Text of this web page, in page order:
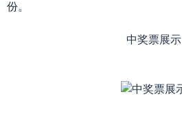
份。
中奖票展示